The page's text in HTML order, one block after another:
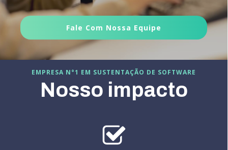
Fale Com Nossa Equipe
EMPRESA N°1 EM SUSTENTAÇÃO DE SOFTWARE
Nosso impacto